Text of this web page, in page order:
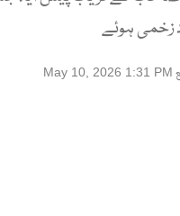
زخمی ہوئے
May 10, 2026 1:31 PM